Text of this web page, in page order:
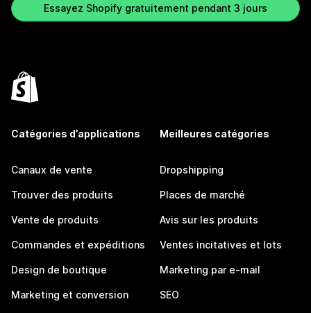
Essayez Shopify gratuitement pendant 3 jours
Catégories d’applications
Canaux de vente
Trouver des produits
Vente de produits
Commandes et expéditions
Design de boutique
Marketing et conversion
Meilleures catégories
Dropshipping
Places de marché
Avis sur les produits
Ventes incitatives et lots
Marketing par e-mail
SEO